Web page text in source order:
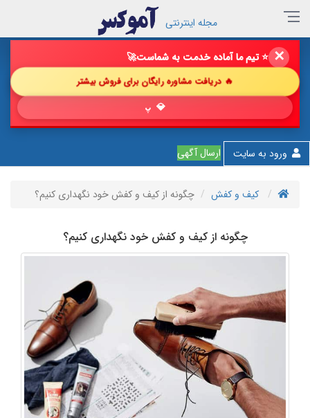
✕ 🔥 فروش خود را با ما چند برابر کن!🚀
🔥 دریافت مشاوره رایگان برای فروش بیشتر
💎 پیشنهاد شگ
ورود به سایت ارسال آگهی
مجله اینترنتی
کیف و کفش چگونه از کیف و کفش خود نگهداری کنیم؟
چگونه از کیف و کفش خود نگهداری کنیم؟